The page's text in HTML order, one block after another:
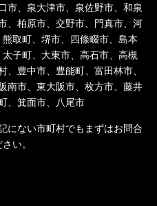
市、泉大津市、泉佐野市、和泉
、柏原市、交野市、門真市、河
取町、堺市、四條畷市、島本
子町、大東市、高石市、高槻
豊中市、豊能町、富田林市、
南市、東大阪市、枚方市、藤井
、箕面市、八尾市
にない市町村でもまずはお問合
い。